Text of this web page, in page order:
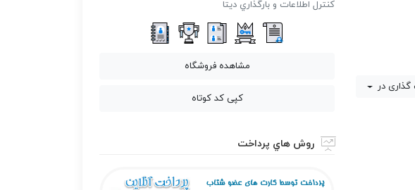
گذاری در
كنترل اطلاعات و بارگذاري ديتا
مشاهده فروشگاه
کپی کد کوتاه
روش هاي پرداخت